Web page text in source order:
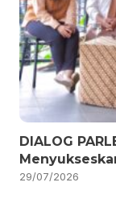
DIALOG
29/07/2026